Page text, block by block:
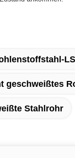
geschweißtes
Stahlrohr